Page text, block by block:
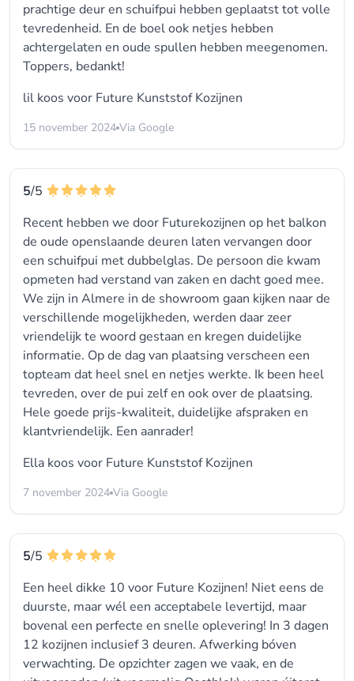
prachtige deur en schuifpui hebben geplaatst tot volle
tevredenheid. En de boel ook netjes hebben
achtergelaten en oude spullen hebben meegenomen.
Toppers, bedankt!
lil koos voor Future Kunststof Kozijnen
15 november 2024 Via Google
5/5
Recent hebben we door Futurekozijnen op het balkon
de oude openslaande deuren laten vervangen door
een schuifpui met dubbelglas. De persoon die kwam
opmeten had verstand van zaken en dacht goed mee.
We zijn in Almere in de showroom gaan kijken naar de
verschillende mogelijkheden, werden daar zeer
vriendelijk te woord gestaan en kregen duidelijke
informatie. Op de dag van plaatsing verscheen een
topteam dat heel snel en netjes werkte. Ik been heel
tevreden, over de pui zelf en ook over de plaatsing.
Hele goede prijs-kwaliteit, duidelijke afspraken en
klantvriendelijk. Een aanrader!
Ella koos voor Future Kunststof Kozijnen
7 november 2024 Via Google
5/5
Een heel dikke 10 voor Future Kozijnen! Niet eens de
duurste, maar wél een acceptabele levertijd, maar
bovenal een perfecte en snelle oplevering! In 3 dagen
12 kozijnen inclusief 3 deuren. Afwerking bóven
verwachting. De opzichter zagen we vaak, en de